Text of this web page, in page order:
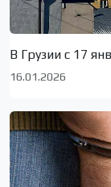
В Грузии с 17
16.01.2026